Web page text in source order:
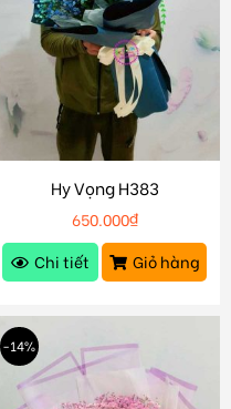
Hy Vọng H383
650.000₫
Chi tiết
Giỏ hàng
-14%